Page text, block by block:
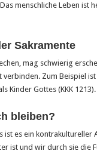
menschliche Leben
Sakramente
mag schwierig
verbinden. Zum Beispiel
Kinder Gottes (KKK 1213).
bleiben?
ist es ein kontrakultureller
ist und wir durch sie die